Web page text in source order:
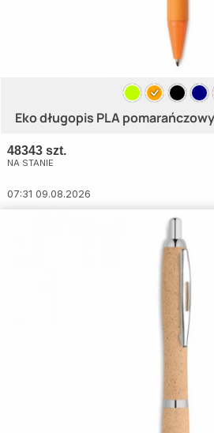
Eko długopis PLA
48343 szt.
NA STANIE
07:31 09.08.2026